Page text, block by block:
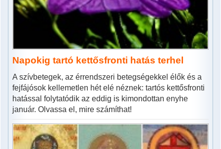
Napokig tartó kettősfronti hatás terhel
A szívbetegek, az érrendszeri betegségekkel élők és a
fejfájósok kellemetlen hét elé néznek: tartós kettősfronti
hatással folytatódik az eddig is kimondottan enyhe
január. Olvassa el, mire számíthat!